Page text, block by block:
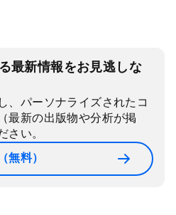
最新情報をお見逃しな
、パーソナライズされたコ
最新の出版物や分析が掲
さい。
無料）